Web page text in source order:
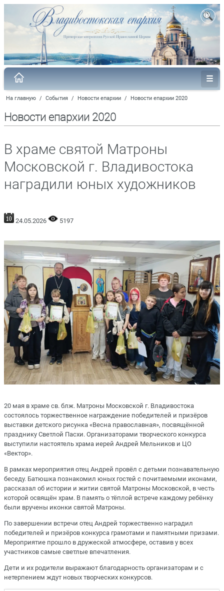
На главную / События / Новости епархии / Новости епархии 2020
Новости епархии 2020
В храме святой Матроны
Московской г. Владивостока
наградили юных художников
24.05.2026 5197
20 мая в храме св. блж. Матроны Московской г. Владивостока
состоялось торжественное награждение победителей и призёров
выставки детского рисунка «Весна православная», посвящённой
празднику Светлой Пасхи. Организаторами творческого конкурса
выступили настоятель храма иерей Андрей Мельников и ЦО
«Вектор».
В рамках мероприятия отец Андрей провёл с детьми познавательную
беседу. Батюшка познакомил юных гостей с почитаемыми иконами,
рассказал об истории и житии святой Матроны Московской, в честь
которой освящён храм. В память о тёплой встрече каждому ребёнку
были вручены иконки святой Матроны.
По завершении встречи отец Андрей торжественно наградил
победителей и призёров конкурса грамотами и памятными призами.
Мероприятие прошло в дружеской атмосфере, оставив у всех
участников самые светлые впечатления.
Дети и их родители выражают благодарность организаторам и с
нетерпением ждут новых творческих конкурсов.